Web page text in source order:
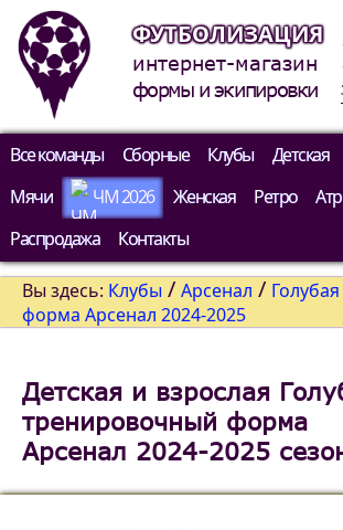
ФУТБОЛИЗАЦИЯ
интернет-магазин
формы и экипировки
Все команды Сборные Клубы Детская
Мячи
ЧМ 2026 Женская Ретро
Распродажа
Контакты
Вы здесь: Клубы / Арсенал /
форма Арсенал 2024-2025
Детская и взрослая
тренировочный форма
Арсенал 2024-2025